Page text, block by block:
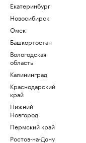
Екатеринбург
Новосибирск
Омск
Башкортостан
Вологодская
область
Калининград
Краснодарский
край
Нижний
Новгород
Пермский край
Ростов-на-Дону